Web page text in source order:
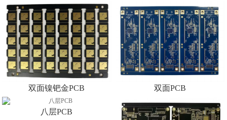
双面镍钯金PCB 双面PCB
八层PCB